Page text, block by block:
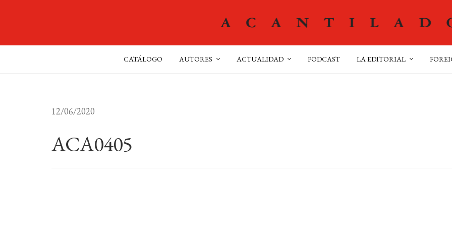
CATÁLOGO AUTORES ACTUALIDAD PODCAST LA EDITORIAL
12/06/2020
ACA0405